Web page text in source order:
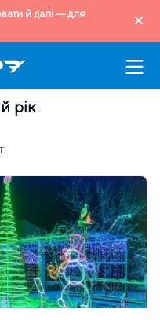
й далі — для
рік